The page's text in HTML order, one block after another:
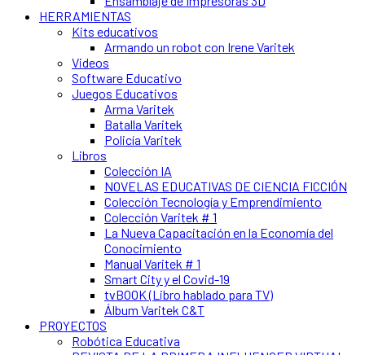
HERRAMIENTAS
Kits educativos
Armando un robot con Irene Varitek
Videos
Software Educativo
Juegos Educativos
Arma Varitek
Batalla Varitek
Policía Varitek
Libros
Colección IA
NOVELAS EDUCATIVAS DE CIENCIA FICCIÓN
Colección Tecnología y Emprendimiento
Colección Varitek # 1
La Nueva Capacitación en la Economía del
Conocimiento
Manual Varitek # 1
Smart City y el Covid-19
tvBOOK (Libro hablado para TV)
Álbum Varitek C&T
PROYECTOS
Robótica Educativa